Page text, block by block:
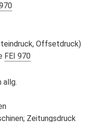
Offsetdruck)
FEI 970
allg.
Zeitungsdruck